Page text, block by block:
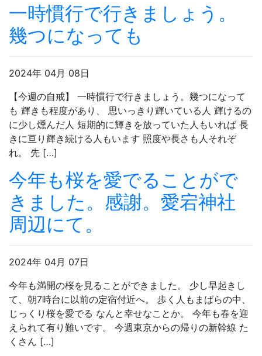
一時慣行で行きましょう。
幾つになっても
2024年 04月 08日
【今週の自戒】 一時慣行で行きましょう。幾つになって
も 輝きも程度があり、 思いっきり輝いている人 輝けるの
に少し燻んだ人 短期的に輝きを放っていた人もいれば 長
きに亘り輝き続ける人もいます 照度や長さも人それぞ
れ。 先 […]
今年も桜を愛でることがで
きました。感謝。愛宕神社
周辺にて。
2024年 04月 07日
今年も満開の桜を見ることができました。 少し早起きし
て、朝7時台に以前の定宿付近へ。 歩く人もまばらの中、
じっくり桜を愛でる なんと幸せなことか。 今年も春を迎
えられて有り難いです。 今週東京からの帰りの新幹線 た
くさん […]